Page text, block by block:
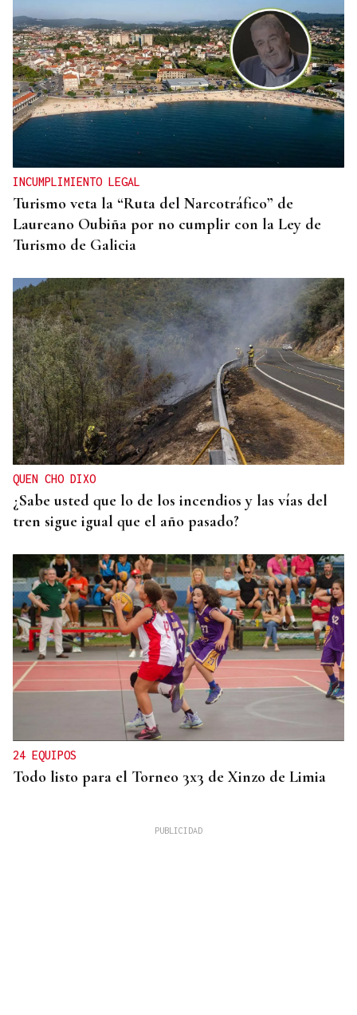
A TODA VELOCIDAD
Vídeo | Así fue el espectacular salto de “Cohete”
Suárez en el Rally Rías Baixas que dejó sin
respiración a los aficionados
INCUMPLIMIENTO LEGAL
Turismo veta la “Ruta del Narcotráfico” de
Laureano Oubiña por no cumplir con la Ley de
Turismo de Galicia
QUEN CHO DIXO
¿Sabe usted que lo de los incendios y las vías del
tren sigue igual que el año pasado?
24 EQUIPOS
Todo listo para el Torneo 3x3 de Xinzo de Limia